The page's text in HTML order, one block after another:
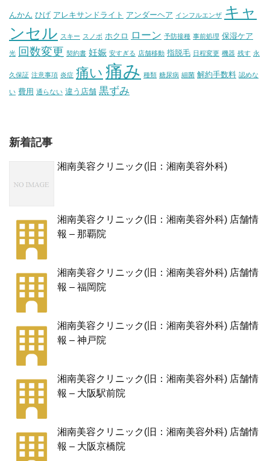
んかん ひげ アレキサンドライト アンダーヘア インフルエンザ キャ
ンセル スキー スノボ ホクロ ローン 予防接種 事前処理 保湿ケア
光 回数変更 契約書 妊娠 安すぎる 店舗移動 指脱毛 日程変更 機器 残す 永
久保証 注意事項 炎症 痛い 痛み 種類 糖尿病 細菌 解約手数料 認めな
い 費用 通らない 違う店舗 黒ずみ
新着記事
湘南美容クリニック(旧：湘南美容外科)
湘南美容クリニック(旧：湘南美容外科) 店舗情
報 – 那覇院
湘南美容クリニック(旧：湘南美容外科) 店舗情
報 – 福岡院
湘南美容クリニック(旧：湘南美容外科) 店舗情
報 – 神戸院
湘南美容クリニック(旧：湘南美容外科) 店舗情
報 – 大阪駅前院
湘南美容クリニック(旧：湘南美容外科) 店舗情
報 – 大阪京橋院